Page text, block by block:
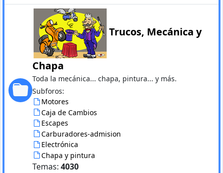
Trucos, Mecánica y
Chapa
Toda la mecánica... chapa, pintura... y más.
Subforos:
Motores
Caja de Cambios
Escapes
Carburadores-admision
Electrónica
Chapa y pintura
Temas: 4030